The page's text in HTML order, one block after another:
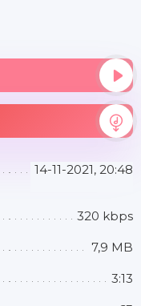
14-11-2021, 20:48
320 kbps
7,9 MB
3:13